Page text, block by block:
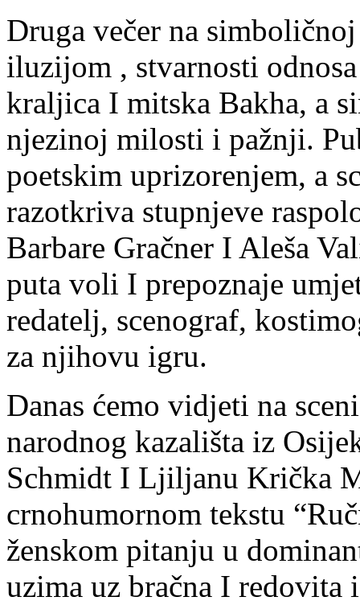
Druga večer na
iluzijom , stvarnosti
kraljica I mitska Bakha, a
njezinoj milosti i pažnji.
poetskim uprizorenjem, a
razotkriva stupnjeve
Barbare Gračner I Aleša
puta voli I prepoznaje
redatelj, scenograf,
za njihovu igru.
Danas ćemo vidjeti na
narodnog kazališta iz
Schmidt I Ljiljanu Krička
crnohumornom tekstu
ženskom pitanju u
uzima uz bračna I redovita